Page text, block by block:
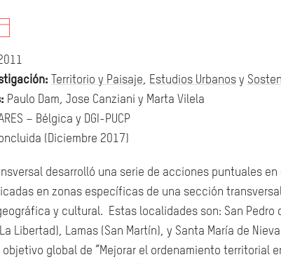
Territorio y Paisaje, Estudios Urbanos y
Paulo Dam, Jose Canziani y Marta Vilela
– Bélgica y DGI-PUCP
(Diciembre 2017)
desarrolló una serie de acciones puntuales
en zonas específicas de una sección
y cultural. Estas localidades son: San Pedro
Libertad), Lamas (San Martín), y Santa María de
global de “Mejorar el ordenamiento territorial